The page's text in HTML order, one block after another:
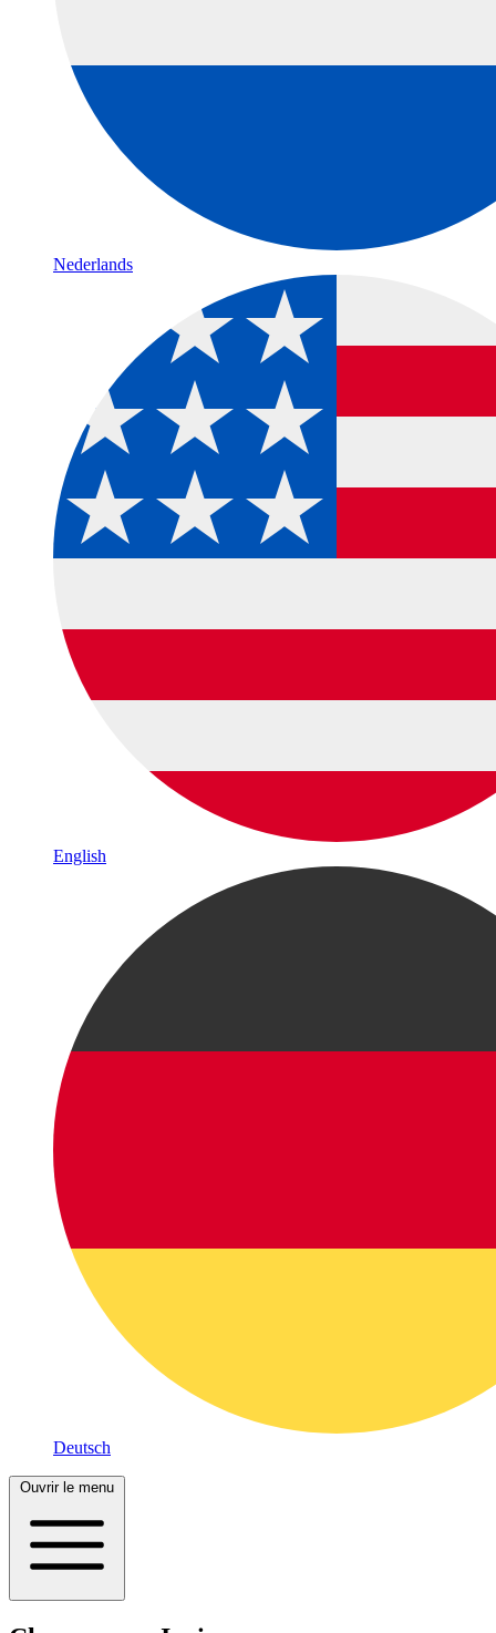
Nederlands
English
Deutsch
Ouvrir le menu